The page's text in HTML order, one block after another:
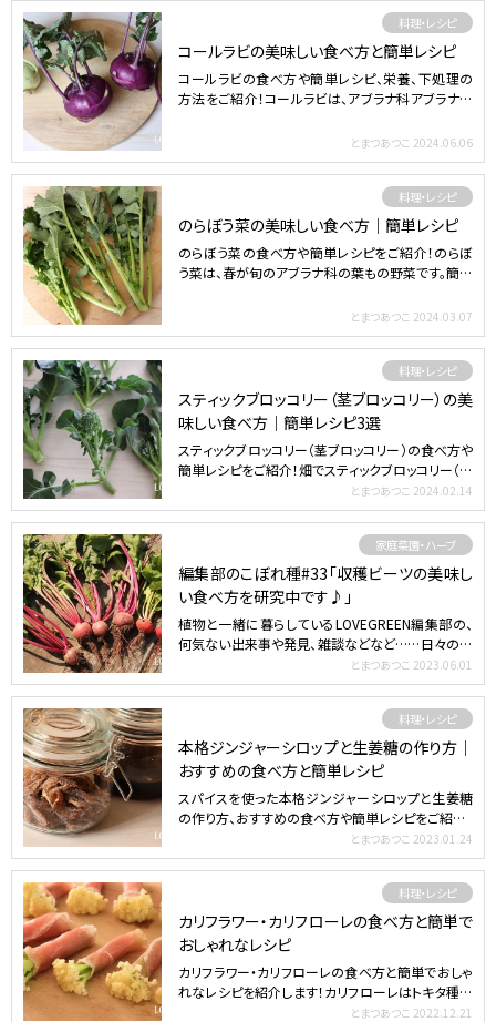
料理・レシピ
コールラビの美味しい食べ方と簡単レシピ
コールラビの食べ方や簡単レシピ、栄養、下処理の
方法をご紹介！コールラビは、アブラナ科アブラナ属
とまつあつこ 2024.06.06
料理・レシピ
のらぼう菜の美味しい食べ方｜簡単レシピ
のらぼう菜の食べ方や簡単レシピをご紹介！のらぼ
う菜は、春が旬のアブラナ科の葉もの野菜です。簡単
とまつあつこ 2024.03.07
料理・レシピ
スティックブロッコリー（茎ブロッコリー）の美
味しい食べ方｜簡単レシピ3選
スティックブロッコリー（茎ブロッコリー）の食べ方や
簡単レシピをご紹介！畑でスティックブロッコリー（茎
とまつあつこ 2024.02.14
家庭菜園・ハーブ
編集部のこぼれ種#33「収穫ビーツの美味し
い食べ方を研究中です♪」
植物と一緒に暮らしているLOVEGREEN編集部の、
何気ない出来事や発見、雑談などなど……日々の一
とまつあつこ 2023.06.01
料理・レシピ
本格ジンジャーシロップと生姜糖の作り方｜
おすすめの食べ方と簡単レシピ
スパイスを使った本格ジンジャーシロップと生姜糖
の作り方、おすすめの食べ方や簡単レシピをご紹介！
とまつあつこ 2023.01.24
料理・レシピ
カリフラワー・カリフローレの食べ方と簡単で
おしゃれなレシピ
カリフラワー・カリフローレの食べ方と簡単でおしゃ
れなレシピを紹介します！カリフローレはトキタ種苗
とまつあつこ 2022.12.21